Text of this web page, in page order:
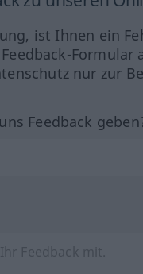
ist Ihnen ein
nur zur
Feedback